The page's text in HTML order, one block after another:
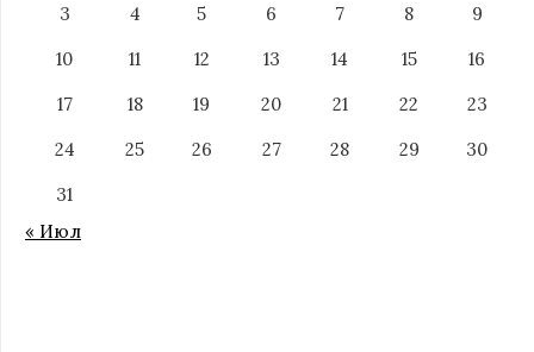
3
4 5 6 7 8
9
10
11 12 13 14 15
16
17
18 19 20 21 22
23
24
25 26 27 28 29
30
31
« Июл